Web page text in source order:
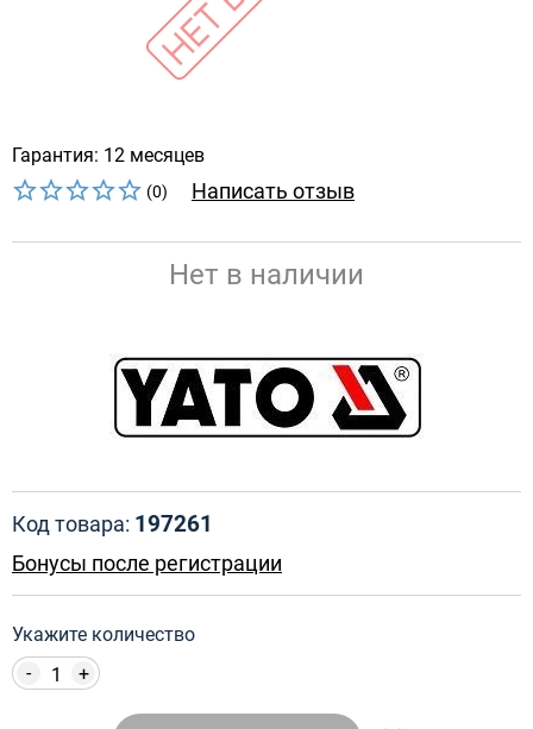
Гарантия: 12 месяцев
(0) Написать отзыв
Нет в наличии
Код товара: 197261
Бонусы после регистрации
Укажите количество
+
-